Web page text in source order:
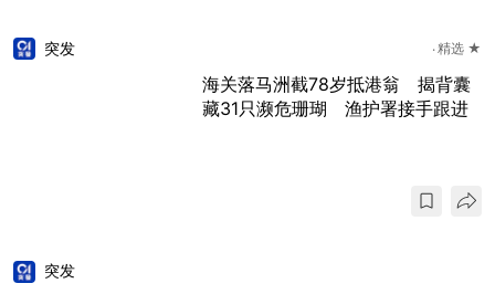
突发 精选 ★
海关落马洲截78岁抵港翁 揭背囊
藏31只濒危珊瑚 渔护署接手跟进
突发